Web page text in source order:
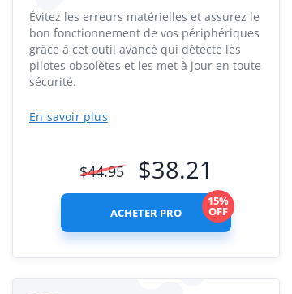
Évitez les erreurs matérielles et assurez le
bon fonctionnement de vos périphériques
grâce à cet outil avancé qui détecte les
pilotes obsolètes et les met à jour en toute
sécurité.
En savoir plus
$44.95 $38.21
ACHETER PRO
15%
OFF